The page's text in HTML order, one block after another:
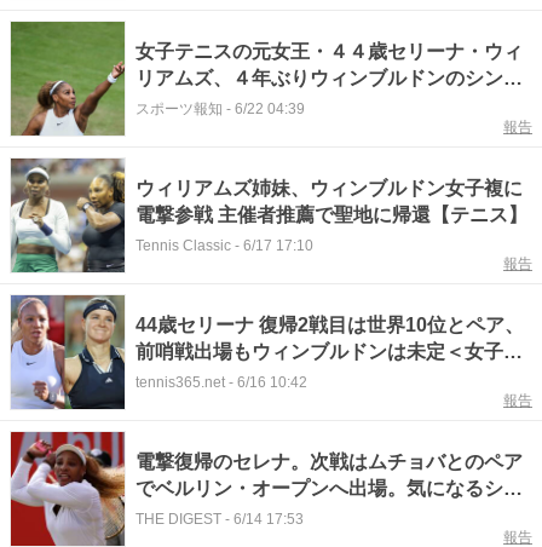
女子テニスの元女王・４４歳セリーナ・ウィ
リアムズ、４年ぶりウィンブルドンのシング
ルス出場へ！ワイルドカード出場を大会が発
スポーツ報知 - 6/22 04:39
報告
ウィリアムズ姉妹、ウィンブルドン女子複に
電撃参戦 主催者推薦で聖地に帰還【テニス】
Tennis Classic - 6/17 17:10
報告
44歳セリーナ 復帰2戦目は世界10位とペア、
前哨戦出場もウィンブルドンは未定＜女子テ
ニス＞
tennis365.net - 6/16 10:42
報告
電撃復帰のセレナ。次戦はムチョバとのペア
でベルリン・オープンへ出場。気になるシン
グルス復帰は「現時点では“ノー”」＜
THE DIGEST - 6/14 17:53
報告